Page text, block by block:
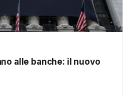
alle banche: il nuovo